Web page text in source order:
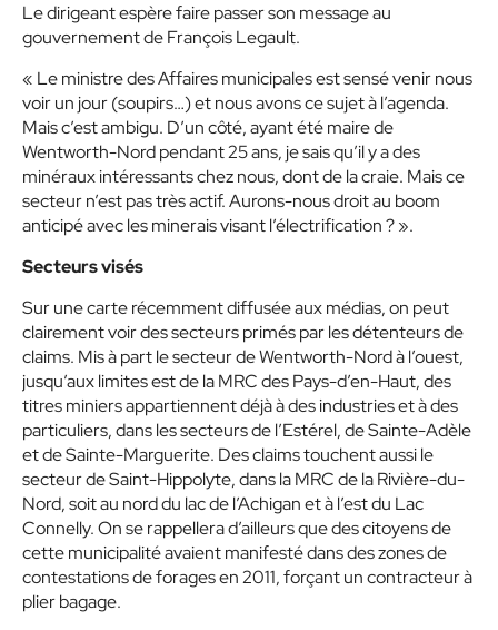
Le dirigeant espère faire passer son message au
gouvernement de François Legault.
« Le ministre des Affaires municipales est sensé venir nous
voir un jour (soupirs…) et nous avons ce sujet à l’agenda.
Mais c’est ambigu. D’un côté, ayant été maire de
Wentworth-Nord pendant 25 ans, je sais qu’il y a des
minéraux intéressants chez nous, dont de la craie. Mais ce
secteur n’est pas très actif. Aurons-nous droit au boom
anticipé avec les minerais visant l’électrification ? ».
Secteurs visés
Sur une carte récemment diffusée aux médias, on peut
clairement voir des secteurs primés par les détenteurs de
claims. Mis à part le secteur de Wentworth-Nord à l’ouest,
jusqu’aux limites est de la MRC des Pays-d’en-Haut, des
titres miniers appartiennent déjà à des industries et à des
particuliers, dans les secteurs de l’Estérel, de Sainte-Adèle
et de Sainte-Marguerite. Des claims touchent aussi le
secteur de Saint-Hippolyte, dans la MRC de la Rivière-du-
Nord, soit au nord du lac de l’Achigan et à l’est du Lac
Connelly. On se rappellera d’ailleurs que des citoyens de
cette municipalité avaient manifesté dans des zones de
contestations de forages en 2011, forçant un contracteur à
plier bagage.